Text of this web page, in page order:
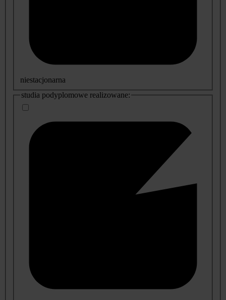
niestacjonarna
studia podyplomowe realizowane: